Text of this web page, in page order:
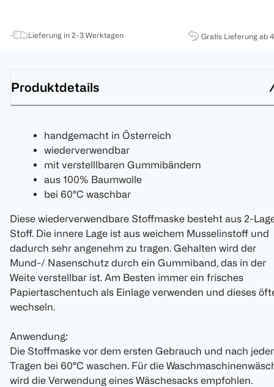
Lieferung in 2-3 Werktagen Gratis Lieferung ab
Produktdetails
handgemacht in Österreich
wiederverwendbar
mit verstelllbaren Gummibändern
aus 100% Baumwolle
bei 60°C waschbar
Diese wiederverwendbare Stoffmaske besteht aus 2-
Stoff. Die innere Lage ist aus weichem Musselinstoff und
dadurch sehr angenehm zu tragen. Gehalten wird der
Mund-/ Nasenschutz durch ein Gummiband, das in der
Weite verstellbar ist. Am Besten immer ein frisches
Papiertaschentuch als Einlage verwenden und dieses
wechseln.
Anwendung:
Die Stoffmaske vor dem ersten Gebrauch und nach
Tragen bei 60°C waschen. Für die
wird die Verwendung eines Wäschesacks empfohlen.